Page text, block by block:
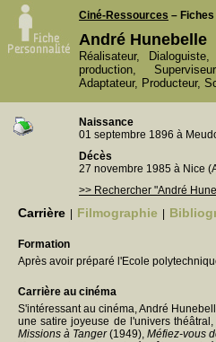
Ciné-Ressources –
André Hunebelle
Réalisateur,
production,
Adaptateur, Producteur,
Naissance
01 septembre 1896 à
Décès
27 novembre 1985 à Nice
>> Rechercher "André
Carrière Filmographie
Formation
Après avoir préparé l'Ecole
Carrière au cinéma
S'intéressant au cinéma, André
une satire joyeuse de l'univers
Missions à Tanger(1949), Méfiez-vous